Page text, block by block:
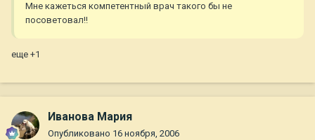
Мне кажеться компетентный врач такого бы не
посоветовал!!
еще +1
Иванова Мария
Опубликовано 16 ноября, 2006